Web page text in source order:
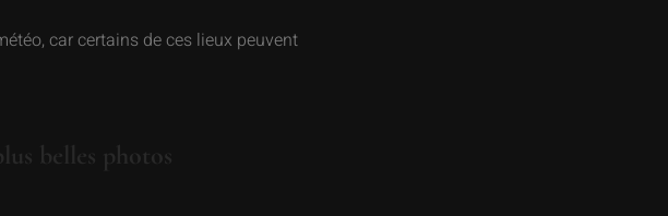
car certains de ces lieux peuvent
belles photos